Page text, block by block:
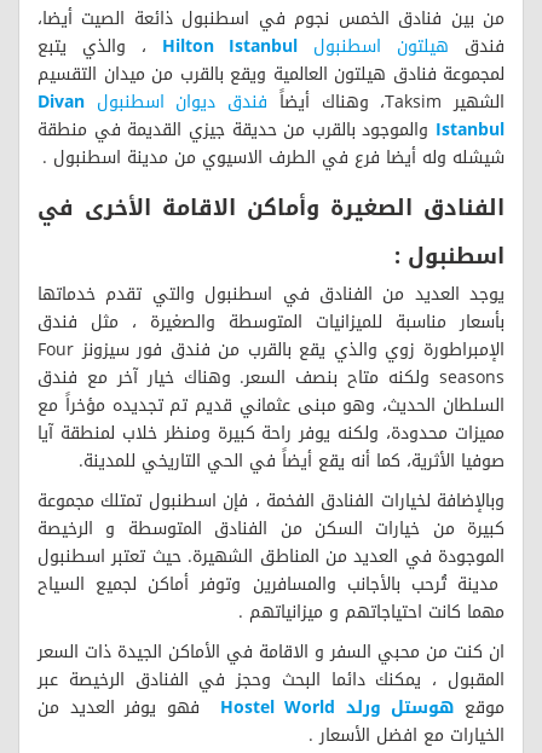
من بين فنادق الخمس نجوم في اسطنبول ذائعة الصيت أيضا،
فندق هيلتون اسطنبول Hilton Istanbul ، والذي يتبع
لمجموعة فنادق هيلتون العالمية ويقع بالقرب من ميدان التقسيم
الشهير Taksim، وهناك أيضاً
فندق ديوان اسطنبول Divan
Istanbul والموجود بالقرب من حديقة جيزي القديمة في منطقة
شيشله وله أيضا فرع في الطرف الاسيوي من مدينة اسطنبول .
الفنادق الصغيرة وأماكن الاقامة الأخرى في
اسطنبول :
يوجد العديد من الفنادق في اسطنبول والتي تقدم خدماتها
بأسعار مناسبة للميزانيات المتوسطة والصغيرة ، مثل فندق
الإمبراطورة زوي والذي يقع بالقرب من فندق فور سيزونز Four
seasons ولكنه متاح بنصف السعر. وهناك خيار آخر مع فندق
السلطان الحديث، وهو مبنى عثماني قديم تم تجديده مؤخراً مع
مميزات محدودة، ولكنه يوفر راحة كبيرة ومنظر خلاب لمنطقة آيا
صوفيا الأثرية، كما أنه يقع أيضاً في الحي التاريخي للمدينة.
وبالإضافة لخيارات الفنادق الفخمة ، فإن اسطنبول تمتلك مجموعة
كبيرة من خيارات السكن من الفنادق المتوسطة و الرخيصة
الموجودة في العديد من المناطق الشهيرة. حيث تعتبر اسطنبول
مدينة تُرحب بالأجانب والمسافرين وتوفر أماكن لجميع السياح
مهما كانت احتياجاتهم و ميزانياتهم .
ان كنت من محبي السفر و الاقامة في الأماكن الجيدة ذات السعر
المقبول ، يمكنك دائما البحث وحجز في الفنادق الرخيصة عبر
موقع هوستل ورلد Hostel World فهو يوفر العديد من
الخيارات مع افضل الأسعار .